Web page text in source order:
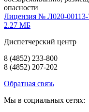
опасности
Лицензия № Л020-00113-
2.27 МБ
Диспетчерский центр
8 (4852) 233-800
8 (4852) 207-202
Обратная связь
Мы в социальных сетях: